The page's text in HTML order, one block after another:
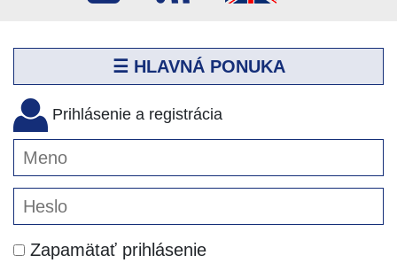
☰ HLAVNÁ PONUKA
Prihlásenie a registrácia
Zapamätať prihlásenie